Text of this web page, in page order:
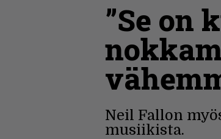
”Se on
Neil Fallon
musiikista.